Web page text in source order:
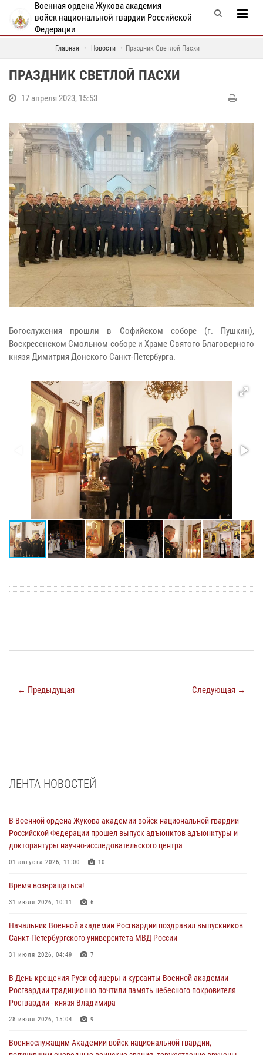
Военная ордена Жукова академия
войск национальной гвардии Российской
Федерации
Главная Новости Праздник Светлой Пасхи
ПРАЗДНИК СВЕТЛОЙ ПАСХИ
17 апреля 2023, 15:53
Богослужения прошли в Софийском соборе (г. Пушкин),
Воскресенском Смольном соборе и Храме Святого Благоверного
князя Димитрия Донского Санкт-Петербурга.
← Предыдущая Следующая →
ЛЕНТА НОВОСТЕЙ
В Военной ордена Жукова академии войск национальной гвардии
Российской Федерации прошел выпуск адъюнктов адъюнктуры и
докторантуры научно-исследовательского центра
01 августа 2026, 11:00 10
Время возвращаться!
31 июля 2026, 10:11 6
Начальник Военной академии Росгвардии поздравил выпускников
Санкт-Петербургского университета МВД России
31 июля 2026, 04:49 7
В День крещения Руси офицеры и курсанты Военной академии
Росгвардии традиционно почтили память небесного покровителя
Росгвардии - князя Владимира
28 июля 2026, 15:04 9
Военнослужащим Академии войск национальной гвардии,